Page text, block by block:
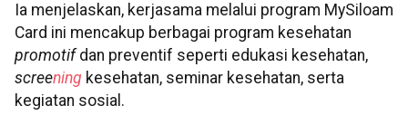
Ia menjelaskan, kerjasama melalui program MySiloam
Card ini mencakup berbagai program kesehatan
promotifdan preventif seperti edukasi kesehatan,
screening kesehatan, seminar kesehatan, serta
kegiatan sosial.